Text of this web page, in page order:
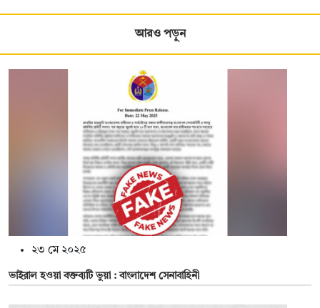
আরও পড়ুন
২৩ মে ২০২৫
ভাইরাল হওয়া বক্তব্যটি ভুয়া : বাংলাদেশ সেনাবাহিনী